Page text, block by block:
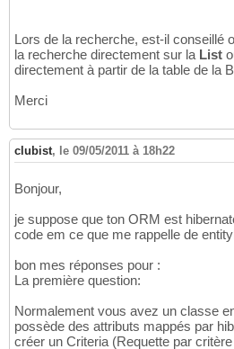
Lors de la recherche, est-il conseillé
la recherche directement sur la List
directement à partir de la table de la
Merci
clubist, le 09/05/2011 à 18h22
Bonjour,
je suppose que ton ORM est
code em ce que me rappelle de
bon mes réponses pour :
La première question:
Normalement vous avez un classe
possède des attributs mappés par
créer un Criteria (Requette par